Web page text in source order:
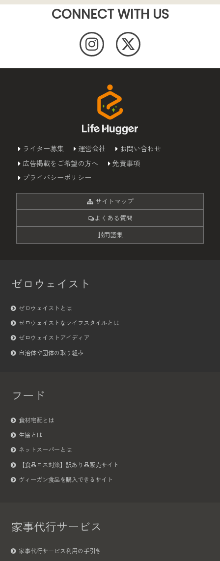
CONNECT WITH US
ライター募集 運営会社
お問い合わせ
広告掲載をご希望の方へ
免責事項
プライバシーポリシー
サイトマップ
よくある質問
用語集
ゼロウェイスト
ゼロウェイストとは
ゼロウェイストなライフスタイルとは
ゼロウェイストアイディア
自治体や団体の取り組み
フード
食材宅配とは
生協とは
ネットスーパーとは
【食品ロス対策】訳あり品販売サイト
ヴィーガン食品を購入できるサイト
家事代行サービス
家事代行サービス利用の手引き